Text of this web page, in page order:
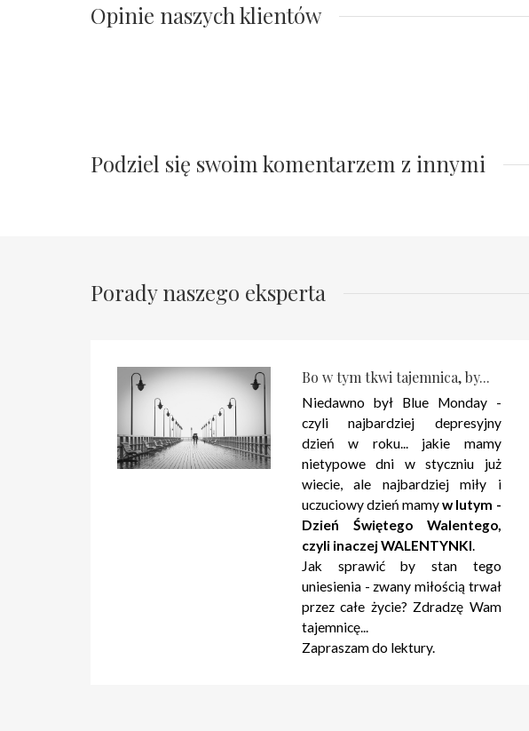
Opinie naszych klientów
Podziel się swoim komentarzem z innymi
Porady naszego eksperta
Bo w tym tkwi tajemnica, by...
Niedawno był Blue Monday -
czyli najbardziej depresyjny
dzień w roku... jakie mamy
nietypowe dni w styczniu już
wiecie, ale najbardziej miły i
uczuciowy dzień mamyw lutym -
Dzień Świętego Walentego,
czyli inaczej WALENTYNKI.
Jak sprawić by stan tego
uniesienia - zwany miłością trwał
przez całe życie? Zdradzę Wam
tajemnicę...
Zapraszam do lektury.